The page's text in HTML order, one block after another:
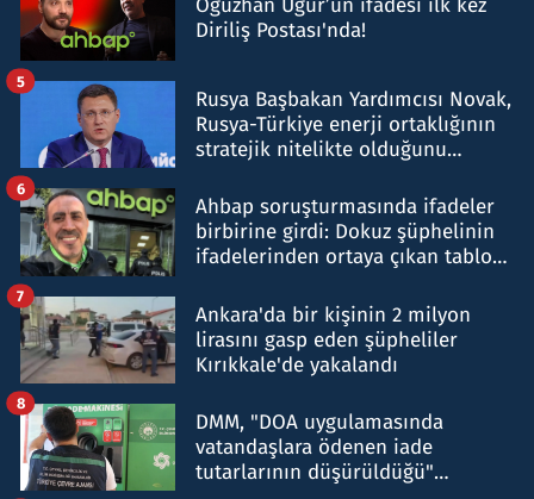
Oğuzhan Uğur’un ifadesi ilk kez
Diriliş Postası'nda!
Rusya Başbakan Yardımcısı Novak,
Rusya-Türkiye enerji ortaklığının
stratejik nitelikte olduğunu
5
Ahbap soruşturmasında ifadeler
birbirine girdi: Dokuz şüphelinin
ifadelerinden ortaya çıkan tablo
6
Ankara'da bir kişinin 2 milyon
lirasını gasp eden şüpheliler
Kırıkkale'de yakalandı
7
DMM, "DOA uygulamasında
vatandaşlara ödenen iade
tutarlarının düşürüldüğü"
8